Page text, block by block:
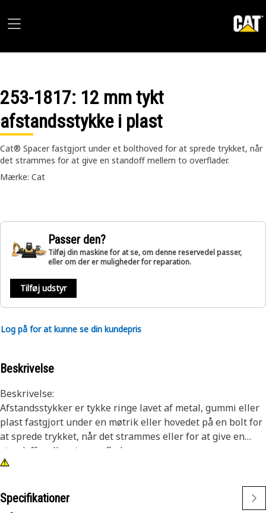
253-1817: 12 mm tykt
afstandsstykke i plast
Cat® Spacer fastgjort under et bolthoved for at sprede trykket, når
det strammes for at give en standoff mellem to overflader.
Mærke: Cat
Passer den?
Tilføj din maskine for at se, om denne reservedel passer,
eller om der er muligheder for reparation.
Tilføj udstyr
Log på for at kunne se din kundepris
Beskrivelse
Beskrivelse:
Afstandsstykker er tykke ringe lavet af metal, gummi eller
plast fastgjort under en møtrik eller hovedet på en bolt for
at sprede trykket, når det strammes eller for at give en
standoff mellem to overflader.
• Materiale: Plast
• Udvendig diameter: 12,7 mm (0,5 in)
Specifikationer